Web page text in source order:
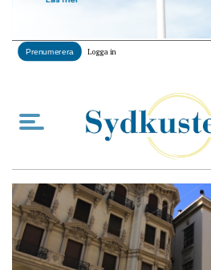
Prenumerera Logga in